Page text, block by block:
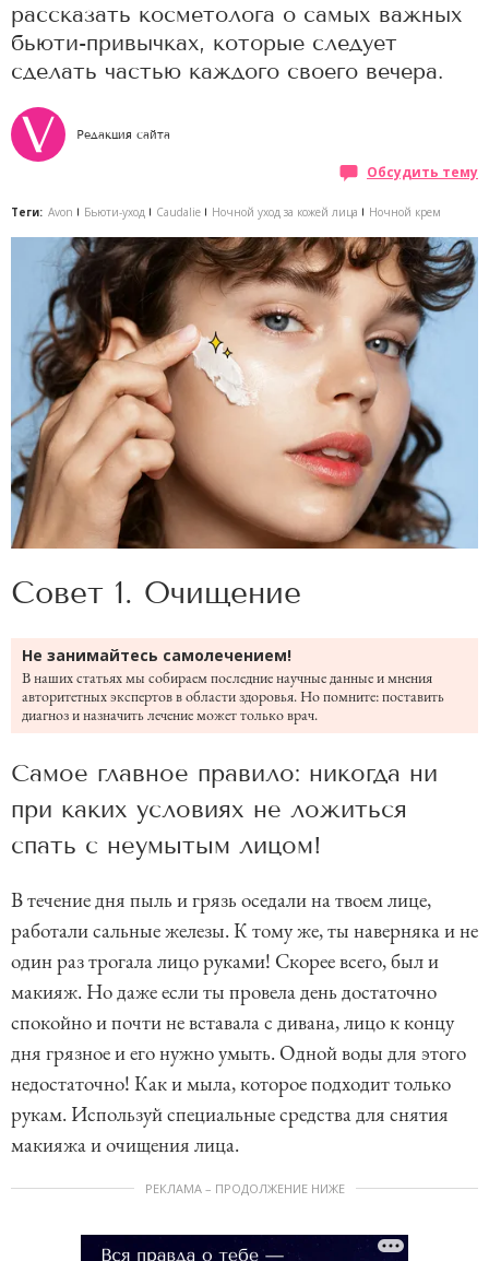
рассказать косметолога о самых важных
бьюти-привычках, которые следует
сделать частью каждого своего вечера.
Редакция сайта
Обсудить тему
Теги: Avon Бьюти-уход Caudalie Ночной уход за кожей лица Ночной крем
Совет 1. Очищение
Не занимайтесь самолечением!
В наших статьях мы собираем последние научные данные и мнения
авторитетных экспертов в области здоровья. Но помните: поставить
диагноз и назначить лечение может только врач.
Самое главное правило: никогда ни
при каких условиях не ложиться
спать с неумытым лицом!
В течение дня пыль и грязь оседали на твоем лице,
работали сальные железы. К тому же, ты наверняка и не
один раз трогала лицо руками! Скорее всего, был и
макияж. Но даже если ты провела день достаточно
спокойно и почти не вставала с дивана, лицо к концу
дня грязное и его нужно умыть. Одной воды для этого
недостаточно! Как и мыла, которое подходит только
рукам. Используй специальные средства для снятия
макияжа и очищения лица.
РЕКЛАМА – ПРОДОЛЖЕНИЕ НИЖЕ